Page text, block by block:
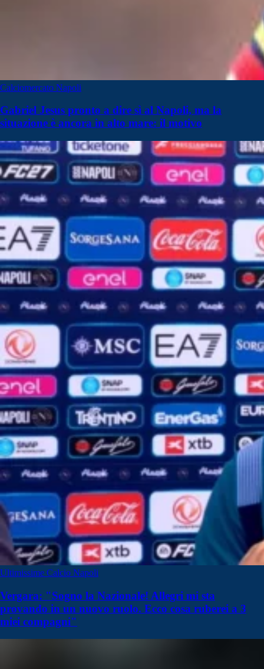
Calciomercato Napoli
Gabriel Jesus pronto a dire sì al Napoli, ma la
situazione è ancora in alto mare: il motivo
Ultimissime Calcio Napoli
Vergara: "Sogno la Nazionale! Allegri mi sta
provando in un nuovo ruolo. Ecco cosa ruberei a 3
miei compagni"